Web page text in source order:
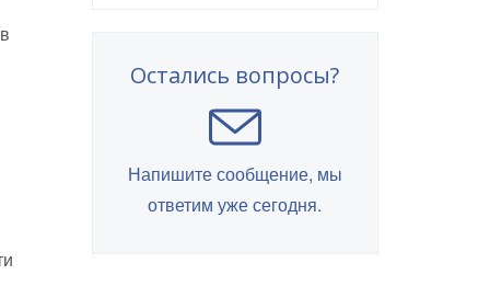
Остались вопросы?
Напишите сообщение, мы
ответим уже сегодня.